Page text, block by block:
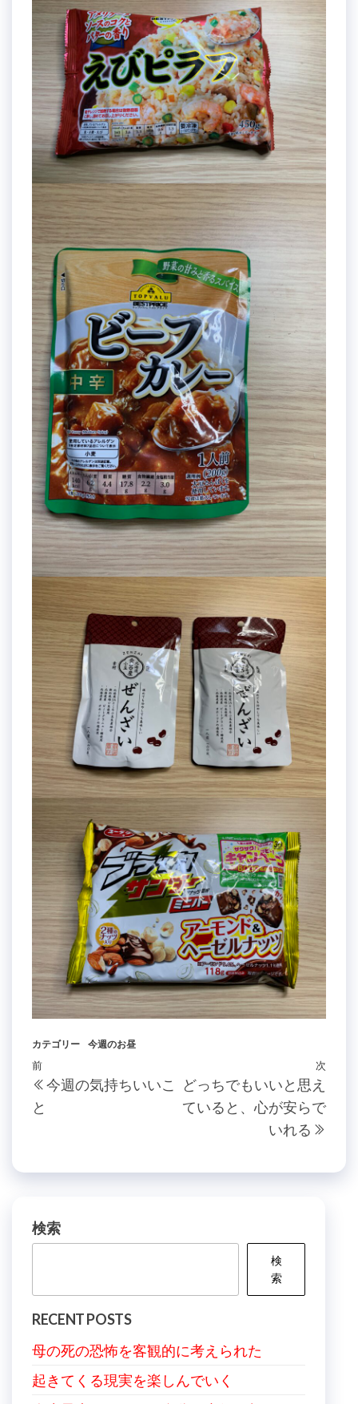
カテゴリー 今週のお昼
投
稿
ナ
ゲ
シ
ョ
過
去
の
前
今週の気持ちいいこ
と
次
投
次
どっちでもいいと思え
ていると、心が安らで
いれる
検索
検
索
RECENT POSTS
母の死の恐怖を客観的に考えられた
起きてくる現実を楽しんでいく